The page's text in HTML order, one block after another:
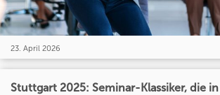
23. April 2026
Stuttgart 2025: Seminar-Klassiker, die